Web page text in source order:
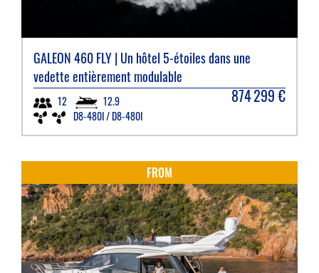
GALEON460 FLY | Un hôtel 5-étoiles dans une
vedette entièrement modulable
874 299€
12
12.9
D8-480I / D8-480I
FROM